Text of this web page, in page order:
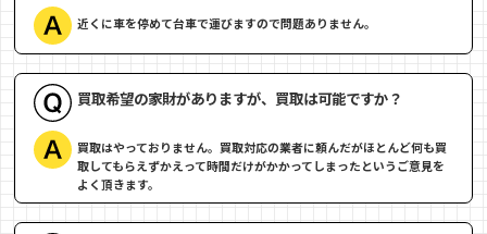
近くに車を停めて台車で運びますので問題ありません。
買取希望の家財がありますが、買取は可能ですか？
買取はやっておりません。買取対応の業者に頼んだがほとんど何も買
取してもらえずかえって時間だけがかかってしまったというご意見を
よく頂きます。